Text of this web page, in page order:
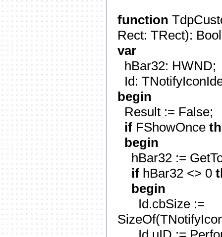
function
Rect: TRect):
var
hBar32: HWND;
Id:
begin
Result := False;
if FShowOnce
begin
hBar32 :=
if hBar32 <> 0
begin
Id.cbSize :=